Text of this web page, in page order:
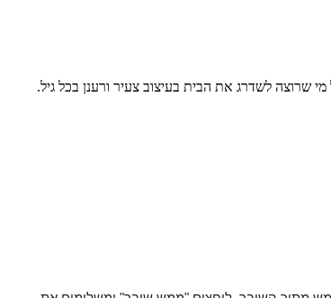
שרוצה לשדרג את הבית בעיצוב צעיר ורענן בכל גיל.